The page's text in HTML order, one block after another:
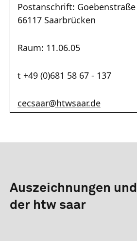
Postanschrift:
66117 Saarbrücken
Raum: 11.06.05
t +49 (0)681 58 67 - 137
cecsaar@htwsaar.de
Auszeichnungen
der htw saar